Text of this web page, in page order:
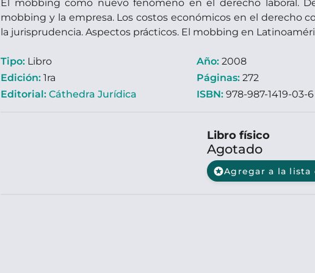
El mobbing como nuevo fenómeno en el derecho laboral.
mobbing y la empresa. Los costos económicos en el derecho
la jurisprudencia. Aspectos prácticos. El mobbing en
Tipo: Libro
Edición: 1ra
Editorial: Cáthedra Jurídica
Año: 2008
Páginas: 272
ISBN: 978-987-1419-03-6
Libro físico
Agotado
starsAgregar a la lista